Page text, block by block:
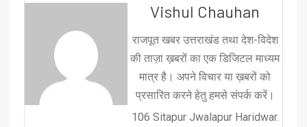
Vishul Chauhan
राजपूत खबर उत्तराखंड तथा देश-विदेश
की ताज़ा ख़बरों का एक डिजिटल माध्यम
मात्र है। अपने विचार या ख़बरों को
प्रसारित करने हेतु हमसे संपर्क करें।
106 Sitapur Jwalapur Haridwar.